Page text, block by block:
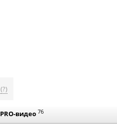
(?)
PRO-видео 76